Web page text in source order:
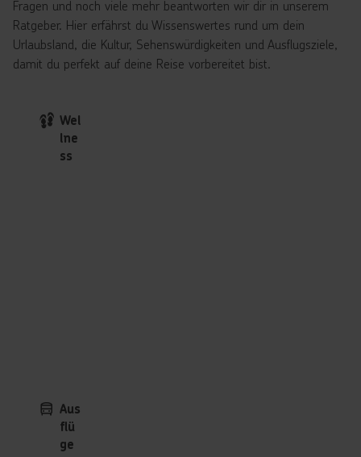
Fragen und noch viele mehr beantworten wir dir in unserem
Ratgeber. Hier erfährst du Wissenswertes rund um dein
Urlaubsland, die Kultur, Sehenswürdigkeiten und Ausflugsziele,
damit du perfekt auf deine Reise vorbereitet bist.
Wel
lne
ss
Aus
flü
ge